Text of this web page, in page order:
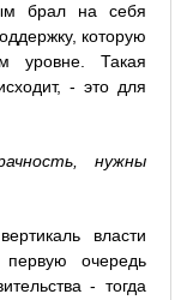
брал на себя
которую
уровне. Такая
- это для
нужны
власти
очередь
- тогда